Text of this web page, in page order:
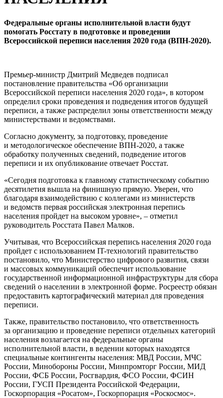
Федеральные органы исполнительной власти будут
помогать Росстату в подготовке и проведении
Всероссийской переписи населения 2020 года (ВПН-2020).
Премьер-министр Дмитрий Медведев подписал
постановление правительства «Об организации
Всероссийской переписи населения 2020 года», в котором
определил сроки проведения и подведения итогов будущей
переписи, а также распределил зоны ответственности между
министерствами и ведомствами.
Согласно документу, за подготовку, проведение
и методологическое обеспечение ВПН-2020, а также
обработку полученных сведений, подведение итогов
переписи и их опубликование отвечает Росстат.
«Сегодня подготовка к главному статистическому событию
десятилетия вышла на финишную прямую. Уверен, что
благодаря взаимодействию с коллегами из министерств
и ведомств первая российская электронная перепись
населения пройдет на высоком уровне», – отметил
руководитель Росстата Павел Малков.
Учитывая, что Всероссийская перепись населения 2020 года
пройдет с использованием IT-технологий правительство
постановило, что Министерство цифрового развития, связи
и массовых коммуникаций обеспечит использование
государственной информационной инфраструктуры для сбора
сведений о населении в электронной форме. Росреестр обязан
предоставить картографический материал для проведения
переписи.
Также, правительство постановило, что ответственность
за организацию и проведение переписи отдельных категорий
населения возлагается на федеральные органы
исполнительной власти, в ведении которых находятся
специальные контингенты населения: МВД России, МЧС
России, Минобороны России, Минпромторг России, МИД
России, ФСБ России, Росгвардия, ФСО России, ФСИН
России, ГУСП Президента Российской Федерации,
Госкорпорация «Росатом», Госкорпорация «Роскосмос».